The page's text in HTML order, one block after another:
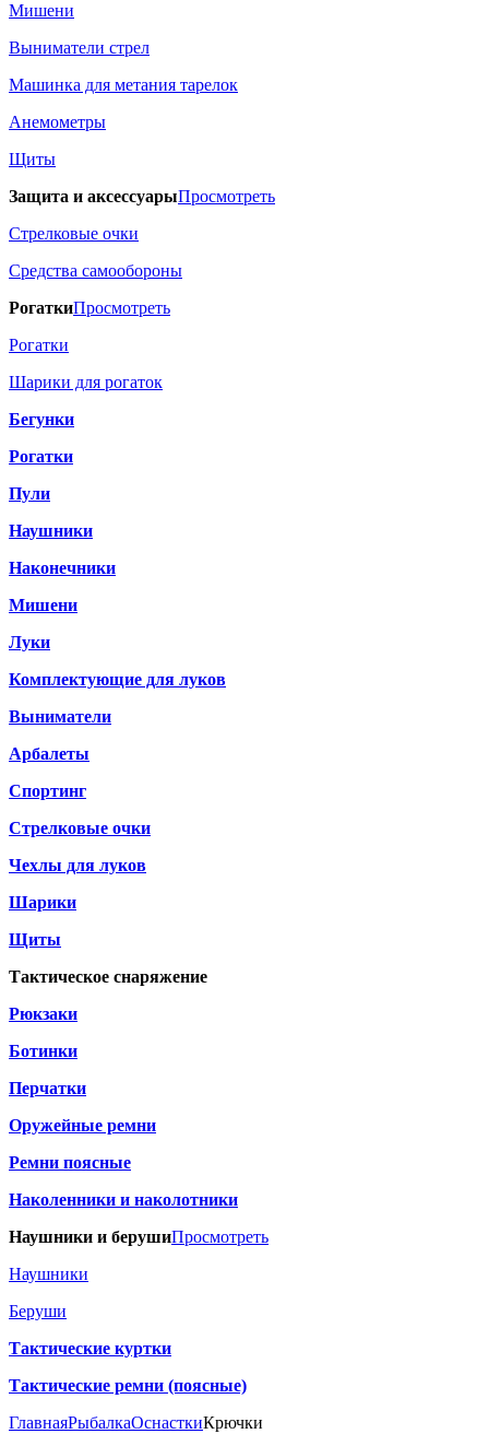
Мишени
Выниматели стрел
Машинка для метания тарелок
Анемометры
Щиты
Защита и аксессуарыПросмотреть
Стрелковые очки
Средства самообороны
РогаткиПросмотреть
Рогатки
Шарики для рогаток
Бегунки
Рогатки
Пули
Наушники
Наконечники
Мишени
Луки
Комплектующие для луков
Выниматели
Арбалеты
Спортинг
Стрелковые очки
Чехлы для луков
Шарики
Щиты
Тактическое снаряжение
Рюкзаки
Ботинки
Перчатки
Оружейные ремни
Ремни поясные
Наколенники и наколотники
Наушники и берушиПросмотреть
Наушники
Беруши
Тактические куртки
Тактические ремни (поясные)
ГлавнаяРыбалкаОснасткиКрючки